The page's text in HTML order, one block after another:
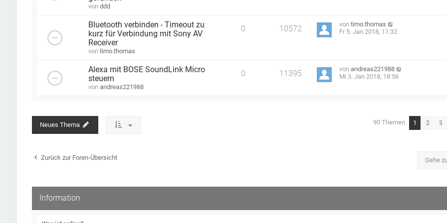
von ddd
Bluetooth verbinden - Timeout zu
kurz für Verbindung mit Sony AV
Receiver
von timo.thomas
0 10572
vontimo.thomas
Fr 5. Jan 2018, 11:32
Alexa mit BOSE SoundLink Micro
steuern
von andreas221988
0 11395
vonandreas221988
Mi 3. Jan 2018, 18:56
Neues Thema 90 Themen 1 2 3
Zurück zur Foren-Übersicht Gehe
Information